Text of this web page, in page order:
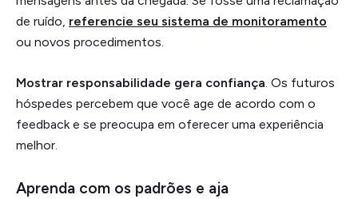
de ruído, referencie seu sistema de monitoramento
ou novos procedimentos.
Mostrar responsabilidade gera confiança. Os futuros
hóspedes percebem que você age de acordo com o
feedback e se preocupa em oferecer uma experiência
melhor.
Aprenda com os padrões e aja